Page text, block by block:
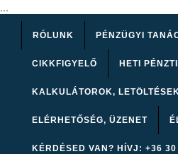
...
RÓLUNK PÉNZÜGYI
CIKKFIGYELŐ HETI
KALKULÁTOROK,
ELÉRHETŐSÉG, ÜZENET
KÉRDÉSED VAN? HÍVJ: +36